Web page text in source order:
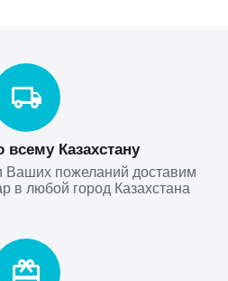
всему Казахстану
Ваших пожеланий доставим
в любой город Казахстана